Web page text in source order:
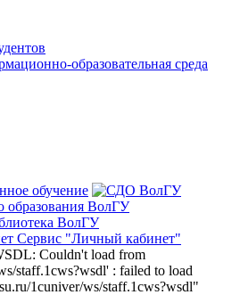
образовательная среда
обучение
образования ВолГУ
ВолГУ
Сервис "Личный кабинет"
Couldn't load from
staff.1cws?wsdl' : failed to load
1cuniver/ws/staff.1cws?wsdl"